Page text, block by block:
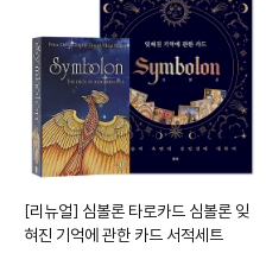
[리뉴얼] 심볼론 타로카드 심볼론 잊
혀진 기억에 관한 카드 서적세트